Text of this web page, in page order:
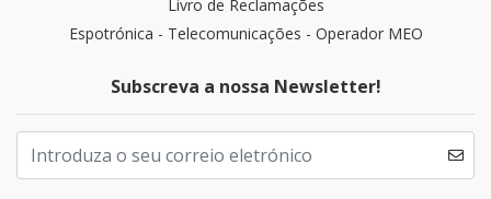
Livro de Reclamações
Espotrónica - Telecomunicações - Operador MEO
Subscreva a nossa Newsletter!